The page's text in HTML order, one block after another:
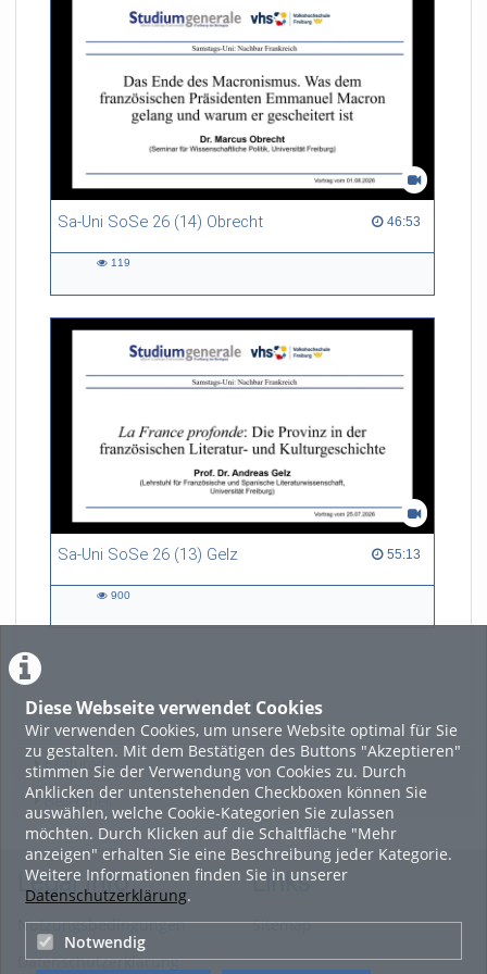
Diese Webseite verwendet Cookies
Wir verwenden Cookies, um unsere Website optimal für Sie
zu gestalten. Mit dem Bestätigen des Buttons "Akzeptieren"
stimmen Sie der Verwendung von Cookies zu. Durch
Anklicken der untenstehenden Checkboxen können Sie
auswählen, welche Cookie-Kategorien Sie zulassen
möchten. Durch Klicken auf die Schaltfläche "Mehr
anzeigen" erhalten Sie eine Beschreibung jeder Kategorie.
Weitere Informationen finden Sie in unserer
Datenschutzerklärung.
Notwendig
Sa-Uni SoSe 26 (14) Obrecht 46:53
46:53 duration
119
Sa-Uni SoSe 26 (13) Gelz 55:13
55:13 duration
900
LADE MEHR
Featured
Beliebtheit
Legal Info
Nutzungsbedingungen
Datenschutzerklärung
Links
Sitemap